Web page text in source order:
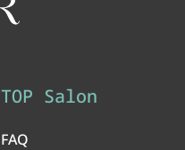
TOP Salon
FAQ